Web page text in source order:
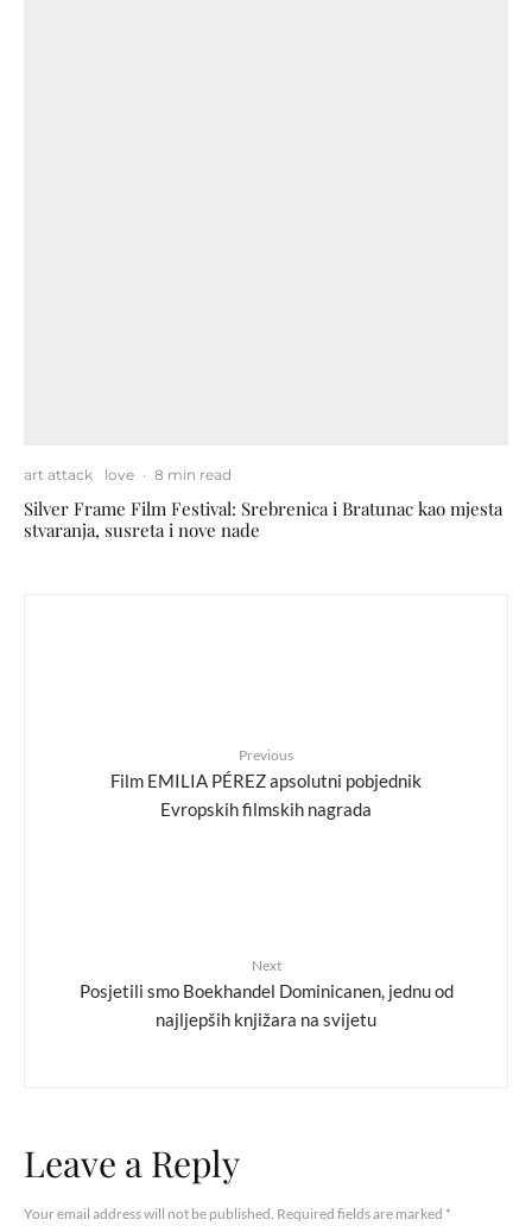
art attack love · 8 min read
Silver Frame Film Festival: Srebrenica i Bratunac kao mjesta
stvaranja, susreta i nove nade
Previous
Film EMILIA PÉREZ apsolutni pobjednik
Evropskih filmskih nagrada
Next
Posjetili smo Boekhandel Dominicanen, jednu od
najljepših knjižara na svijetu
Leave a Reply
Your email address will not be published. Required fields are marked *